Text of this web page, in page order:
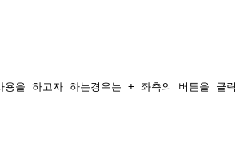
을 하고자 하는경우는 + 좌측의 버튼을 클릭